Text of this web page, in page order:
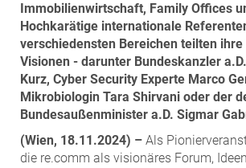
Verband Österreichischer Versicherungsmakler
Weinrauch Rechtsanwälte
WINEGG Realitäten
ZEHA Real Estate
Media
Pressekontakt
Immobilienwirtschaft, Family Offices
Hochkarätige internationale
verschiedensten Bereichen teilten ihre
Visionen - darunter Bundeskanzler
Kurz, Cyber Security Experte Marco
Mikrobiologin Tara Shirvani oder der
Bundesaußenminister a.D. Sigmar
(Wien, 18.11.2024) – Als
die re.comm als visionäres Forum,